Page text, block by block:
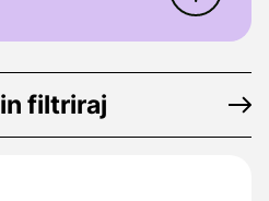
filtriraj